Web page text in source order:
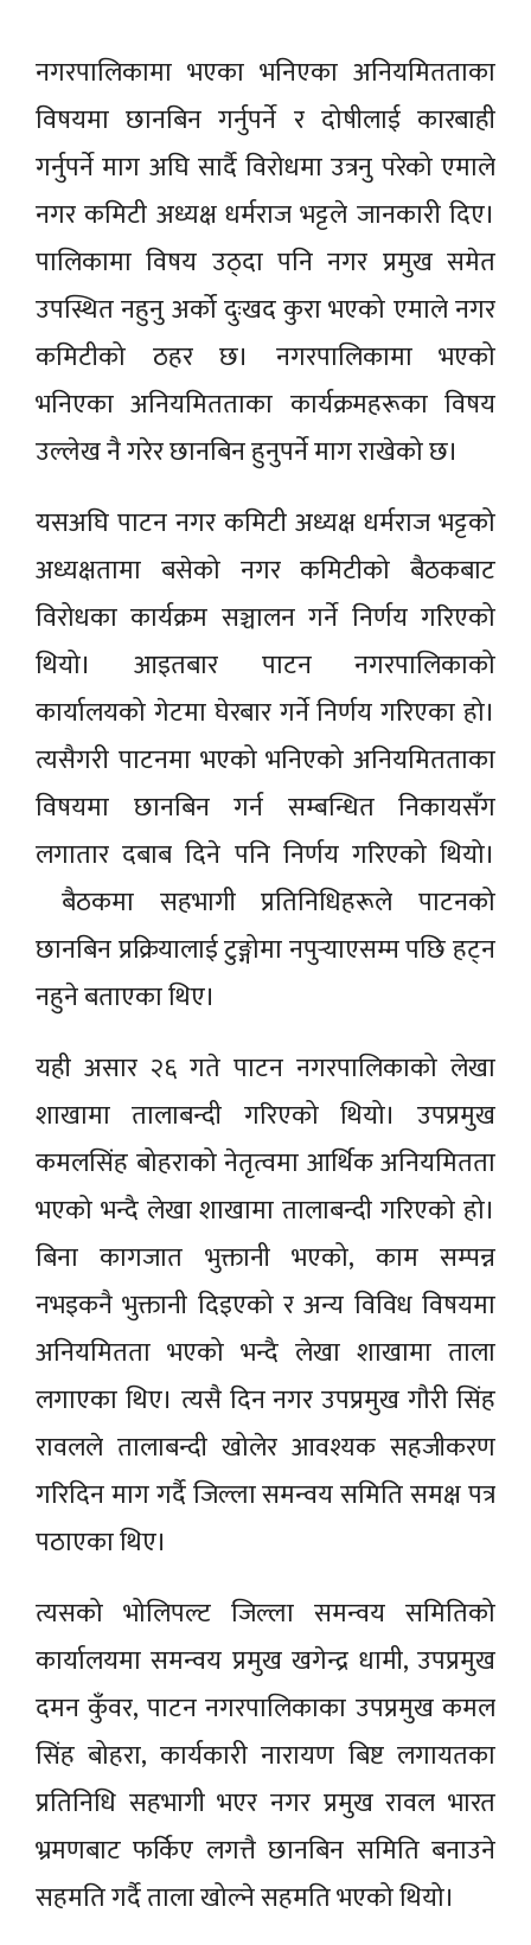
नगरपालिकामा भएका भनिएका अनियमितताका
विषयमा छानबिन गर्नुपर्ने र दोषीलाई कारबाही
गर्नुपर्ने माग अघि सार्दै विरोधमा उत्रनु परेको एमाले
नगर कमिटी अध्यक्ष धर्मराज भट्टले जानकारी दिए।
पालिकामा विषय उठ्दा पनि नगर प्रमुख समेत
उपस्थित नहुनु अर्को दुःखद कुरा भएको एमाले नगर
कमिटीको ठहर छ। नगरपालिकामा भएको
भनिएका अनियमितताका कार्यक्रमहरूका विषय
उल्लेख नै गरेर छानबिन हुनुपर्ने माग राखेको छ।
यसअघि पाटन नगर कमिटी अध्यक्ष धर्मराज भट्टको
अध्यक्षतामा बसेको नगर कमिटीको बैठकबाट
विरोधका कार्यक्रम सञ्चालन गर्ने निर्णय गरिएको
थियो। आइतबार पाटन नगरपालिकाको
कार्यालयको गेटमा घेरबार गर्ने निर्णय गरिएका हो।
त्यसैगरी पाटनमा भएको भनिएको अनियमितताका
विषयमा छानबिन गर्न सम्बन्धित निकायसँग
लगातार दबाब दिने पनि निर्णय गरिएको थियो।
बैठकमा सहभागी प्रतिनिधिहरूले पाटनको
छानबिन प्रक्रियालाई टुङ्गोमा नपुर्‍याएसम्म पछि हट्न
नहुने बताएका थिए।
यही असार २६ गते पाटन नगरपालिकाको लेखा
शाखामा तालाबन्दी गरिएको थियो। उपप्रमुख
कमलसिंह बोहराको नेतृत्वमा आर्थिक अनियमितता
भएको भन्दै लेखा शाखामा तालाबन्दी गरिएको हो।
बिना कागजात भुक्तानी भएको, काम सम्पन्न
नभइकनै भुक्तानी दिइएको र अन्य विविध विषयमा
अनियमितता भएको भन्दै लेखा शाखामा ताला
लगाएका थिए। त्यसै दिन नगर उपप्रमुख गौरी सिंह
रावलले तालाबन्दी खोलेर आवश्यक सहजीकरण
गरिदिन माग गर्दै जिल्ला समन्वय समिति समक्ष पत्र
पठाएका थिए।
त्यसको भोलिपल्ट जिल्ला समन्वय समितिको
कार्यालयमा समन्वय प्रमुख खगेन्द्र धामी, उपप्रमुख
दमन कुँवर, पाटन नगरपालिकाका उपप्रमुख कमल
सिंह बोहरा, कार्यकारी नारायण बिष्ट लगायतका
प्रतिनिधि सहभागी भएर नगर प्रमुख रावल भारत
भ्रमणबाट फर्किए लगत्तै छानबिन समिति बनाउने
सहमति गर्दै ताला खोल्ने सहमति भएको थियो।